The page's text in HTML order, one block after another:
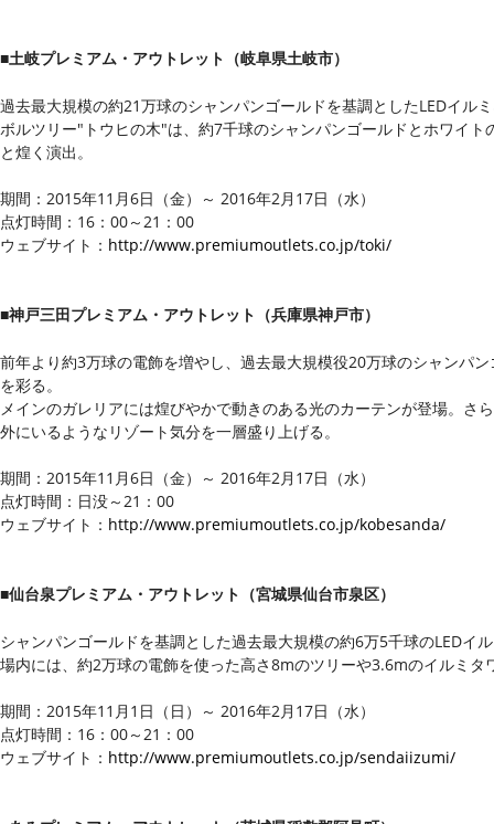
■土岐プレミアム・アウトレット（岐阜県土岐市）
過去最大規模の約21万球のシャンパンゴールドを基調としたLEDイル
ボルツリー"トウヒの木"は、約7千球のシャンパンゴールドとホワイ
と煌く演出。
期間：2015年11月6日（金）～ 2016年2月17日（水）
点灯時間：16：00～21：00
ウェブサイト： http://www.premiumoutlets.co.jp/toki/
■神戸三田プレミアム・アウトレット（兵庫県神戸市）
前年より約3万球の電飾を増やし、過去最大規模役20万球のシャンパ
を彩る。
メインのガレリアには煌びやかで動きのある光のカーテンが登場。さ
外にいるようなリゾート気分を一層盛り上げる。
期間：2015年11月6日（金）～ 2016年2月17日（水）
点灯時間：日没～21：00
ウェブサイト： http://www.premiumoutlets.co.jp/kobesanda/
■仙台泉プレミアム・アウトレット（宮城県仙台市泉区）
シャンパンゴールドを基調とした過去最大規模の約6万5千球のLEDイ
場内には、約2万球の電飾を使った高さ8mのツリーや3.6mのイルミタ
期間：2015年11月1日（日）～ 2016年2月17日（水）
点灯時間：16：00～21：00
ウェブサイト： http://www.premiumoutlets.co.jp/sendaiizumi/